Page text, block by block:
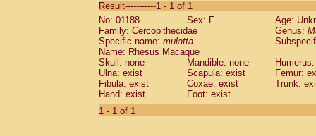
CebidaeSaguinus labiatus(0)
Cebidae Saguinus leucopus (0)
CebidaeSaguinus midas
CebidaeSaguinus mystax
Cebidae Saguinus nigricollis (1)
Cebidae Saguinus oedipus
Cebidae Saguinus weddelli
Cebidae Saguinusspp.
Cebidae
Result-----------1 - 1 of 1
No: 01188
Sex: F
Age:
Family: Cercopithecidae
Genus:
Specific name: mulatta
Name: Rhesus Macaque
Skull: none
Mandible: none
Ulna: exist
Scapula: exist
Femur:
Fibula: exist
Coxae: exist
Trunk:
Hand: exist
Foot: exist
1 - 1 of 1